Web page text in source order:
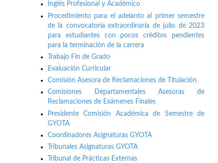
Inglés Profesional y Académico
Procedimiento para el adelanto al primer semestre
de la convocatoria extraordinaria de julio de 2023
para estudiantes con pocos créditos pendientes
para la terminación de la carrera
Trabajo Fin de Grado
Evaluación Curricular
Comisión Asesora de Reclamaciones de Titulación
Comisiones Departamentales Asesoras de
Reclamaciones de Exámenes Finales
Presidente Comisión Académica de Semestre de
GYOTA
Coordinadores Asignaturas GYOTA
Tribunales Asignaturas GYOTA
Tribunal de Prácticas Externas